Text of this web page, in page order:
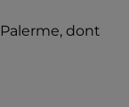
dont